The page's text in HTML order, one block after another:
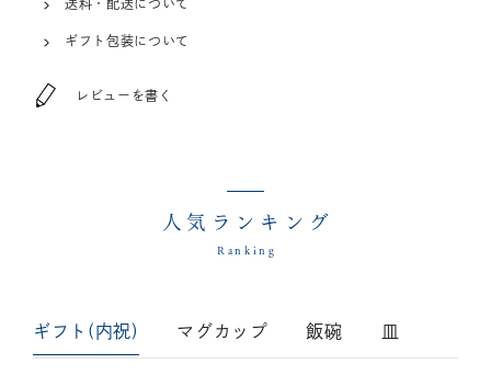
送料・配送について
ギフト包装について
レビューを書く
人気ランキング
Ranking
ギフト(内祝) マグカップ 飯碗 皿